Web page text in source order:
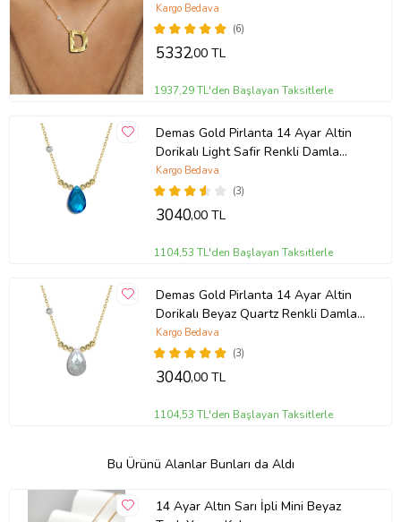
(6)
Kargo Bedava
5332,00 TL
1937,29 TL'den Başlayan Taksitlerle
Demas Gold Pirlanta 14 Ayar Altin
Dorikalı Light Safir Renkli Damla
Taşlı Kolye (Sarı)
(3)
Kargo Bedava
3040,00 TL
1104,53 TL'den Başlayan Taksitlerle
Demas Gold Pirlanta 14 Ayar Altin
Dorikalı Beyaz Quartz Renkli Damla
Taşlı Kolye (Sarı)
(3)
Kargo Bedava
3040,00 TL
1104,53 TL'den Başlayan Taksitlerle
Bu Ürünü Alanlar Bunları da Aldı
14 Ayar Altın Sarı İpli Mini Beyaz